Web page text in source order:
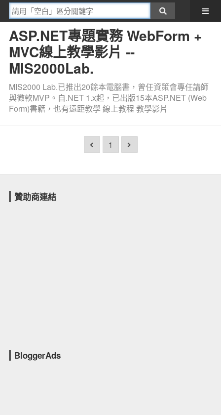
ASP.NET專題實務 WebForm +
MVC線上教學影片 --
MIS2000Lab.
MIS2000 Lab.已推出20餘本電腦書，曾任資策會專任講師
與微軟MVP。自.NET 1.x起，已出版15本ASP.NET (Web
Form)書籍，也有遠距教學 線上教程 教學影片
1
贊助商連結
BloggerAds